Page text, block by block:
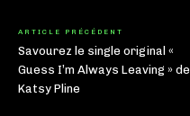
ARTICLE PRÉCÉDENT
Savourez le single original «
Guess I’m Always Leaving » de
Katsy Pline